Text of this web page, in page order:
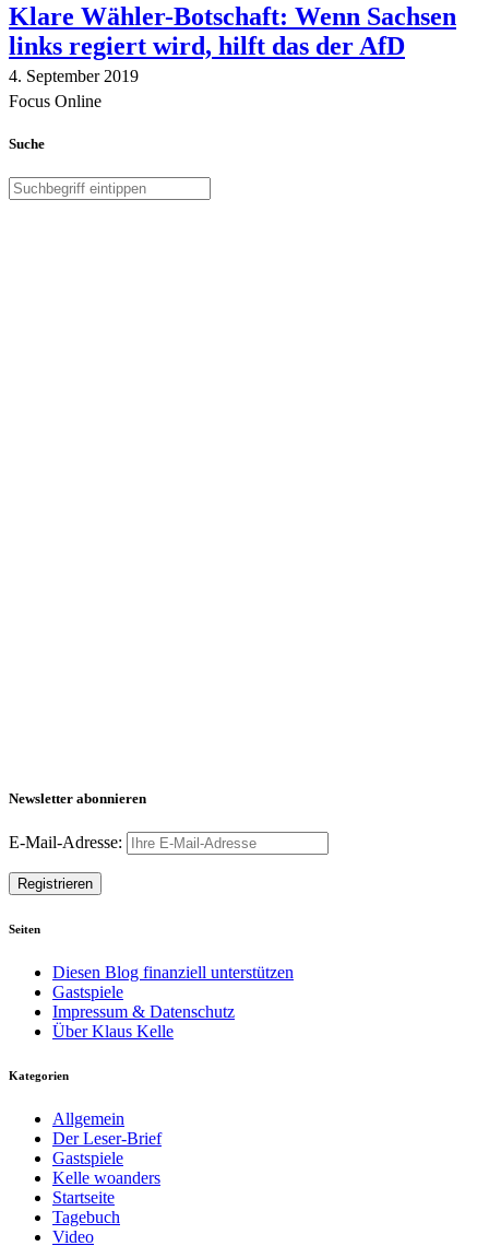
Klare Wähler-Botschaft: Wenn Sachsen
links regiert wird, hilft das der AfD
4. September 2019
Focus Online
Suche
Newsletter abonnieren
E-Mail-Adresse:
Seiten
Diesen Blog finanziell unterstützen
Gastspiele
Impressum & Datenschutz
Über Klaus Kelle
Kategorien
Allgemein
Der Leser-Brief
Gastspiele
Kelle woanders
Startseite
Tagebuch
Video